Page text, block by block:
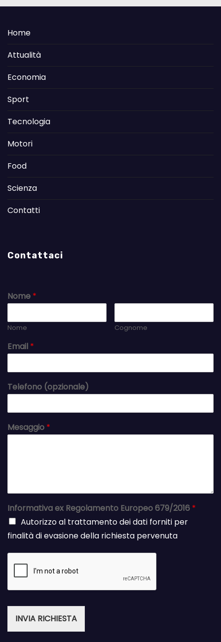
Home
Attualità
Economia
Sport
Tecnologia
Motori
Food
Scienza
Contatti
Contattaci
Nome *
Nome Cognome
Email *
Telefono (opzionale)
Mesaggio *
Informativa ex Regolamento Europeo 679/2016 *
Autorizzo al trattamento dei dati forniti per
finalità di evasione della richiesta pervenuta
INVIA RICHIESTA